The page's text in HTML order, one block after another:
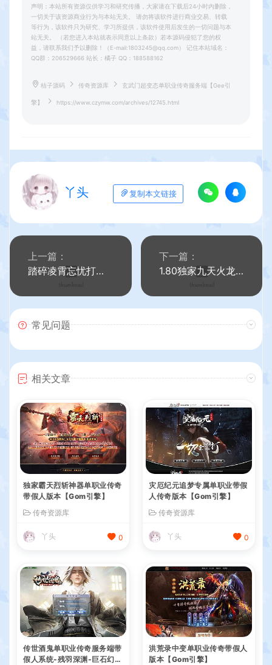
声明：本站所有资源仅供学习和研究传播，大家请在下载后24小时内删除，
一切关于该资源商业行为与本站无关。 请勿将该软件进行商业交易、转载
等行为，该软件只为研究、学习所提供，该软件使用后发生的一切问题与本
站无关。 （若您进入本站就表示同意以上条款）若本源码侵犯了您的权
益，请联系我们予以删除！（E-mail:1803245@qq.com） 记住本站域名：
QQ群：206529666 站长：橘子 QQ：188588162
桔子源码 传奇资源库 玄武门超变态单职业传奇服务端【Gee引
擎】 https://www.czymw.com/archives/12745.html
丫头 复制本文链接
上一篇：
踏碎凌霄忘忧打金变态单职业传奇带假人版本【Gom引擎】
下一篇：
1.80独家九天火龙三职业复古传奇版本【Gom引擎】
常见问题
相关文章
独家霸天烈斩神器单职业传奇
带假人版本【Gom引擎】
传奇资源库
丫头 0
灾厄纪元追梦专属单职业带假
人传奇版本【Gom引擎】
传奇资源库
丫头 0
传世酒鬼单职业传奇服务端带
假人系统-残羽深渊-巨石幻
洪荒录中变单职业传奇带假人
版本【Gom引擎】